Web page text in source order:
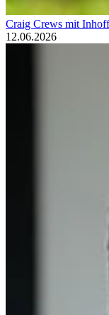
Craig Crews mit
12.06.2026